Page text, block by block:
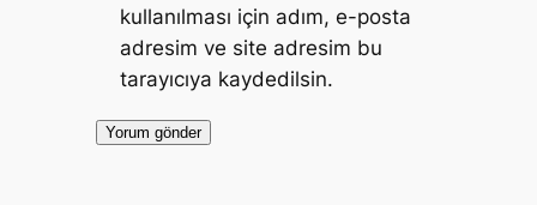
kullanılması için adım, e-posta
adresim ve site adresim bu
tarayıcıya kaydedilsin.